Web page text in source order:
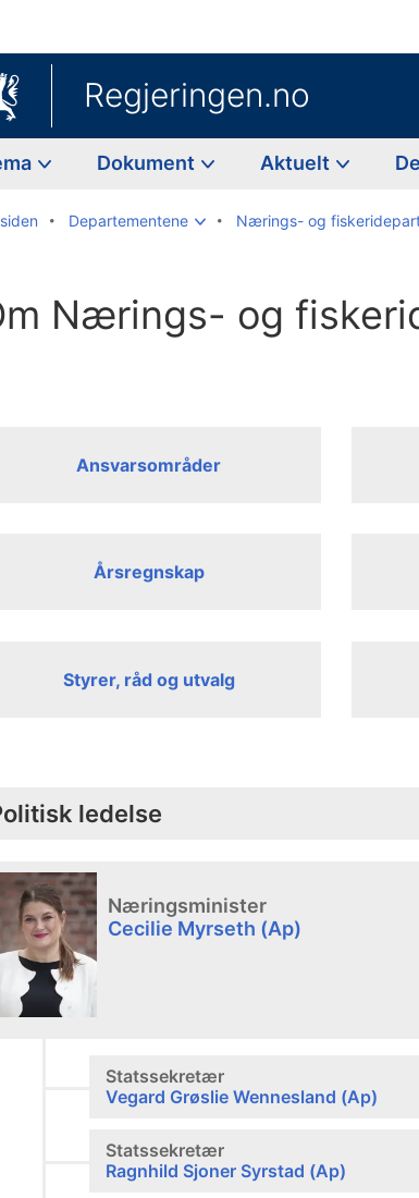
Regjeringen.no
Dokument Aktuelt
Departementene Nærings- og
Nærings- og
Ansvarsområder
Årsregnskap
Styrer, råd og utvalg
ledelse
Næringsminister
Cecilie Myrseth (Ap)
Statssekretær
Vegard Grøslie Wennesland (Ap)
Statssekretær
Ragnhild Sjoner Syrstad (Ap)